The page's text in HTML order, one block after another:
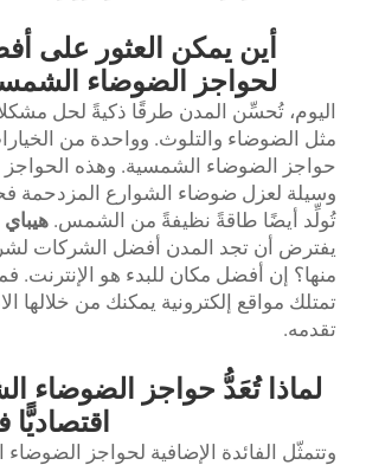
أين يمكن العثور على
لحواجز الضوضاء
اليوم، تُحسِّن المدن طرقًا ذكيةً لحل مشكلاتٍ
مثل الضوضاء والتلوث. وواحدة من الخيارات
حواجز الضوضاء الشمسية. وهذه الحواجز
وسيلة لعزل ضوضاء الشوارع المزدحمة
تُولِّد أيضًا طاقةً نظيفةً من الشمس.هيباي
يفترض أن تجد المدن أفضل الشركات لشراء
منها؟ إن أفضل مكان للبدء هو الإنترنت.
تمتلك مواقع إلكترونية يمكنك من خلالها
تقدمه.
لماذا تُعَدُّ حواجز الضوضاء
اقتصاديًّا
وتتمثّل الفائدة الإضافية لحواجز الضوضاء